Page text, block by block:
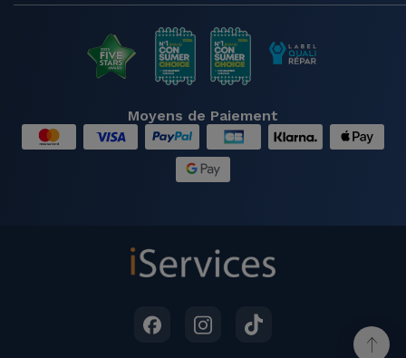
Moyens de Paiement